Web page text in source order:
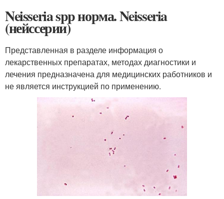
Neisseria spp норма. Neisseria
(нейссерии)
Представленная в разделе информация о
лекарственных препаратах, методах диагностики и
лечения предназначена для медицинских работников и
не является инструкцией по применению.